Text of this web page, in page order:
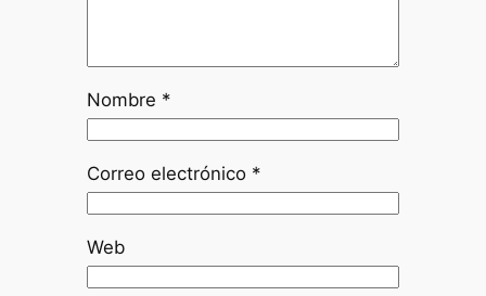
Nombre *
Correo electrónico *
Web